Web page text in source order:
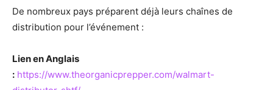
De nombreux pays préparent déjà leurs chaînes de
distribution pour l’événement :
Lien en Anglais
: https://www.theorganicprepper.com/walmart-